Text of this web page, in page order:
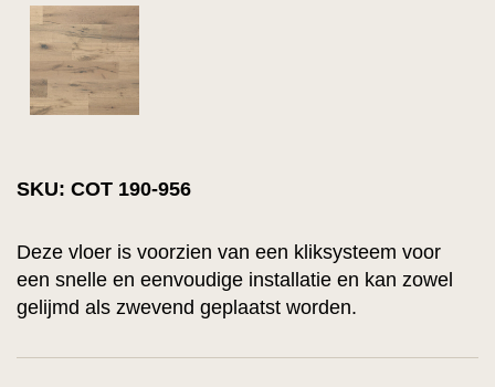
SKU: COT 190-956
Deze vloer is voorzien van een kliksysteem voor
een snelle en eenvoudige installatie en kan zowel
gelijmd als zwevend geplaatst worden.